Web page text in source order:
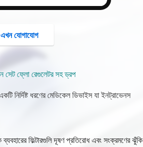
এখন যোগাযোগ
সেট ফ্লো রেগুলেটর সহ ড্রপ
ধরণের মেডিকেল ডিভাইস যা ইনট্রাভেনস
ফিল্টারগুলি দূষণ প্রতিরোধ এবং সংক্রমণের ঝুঁকি